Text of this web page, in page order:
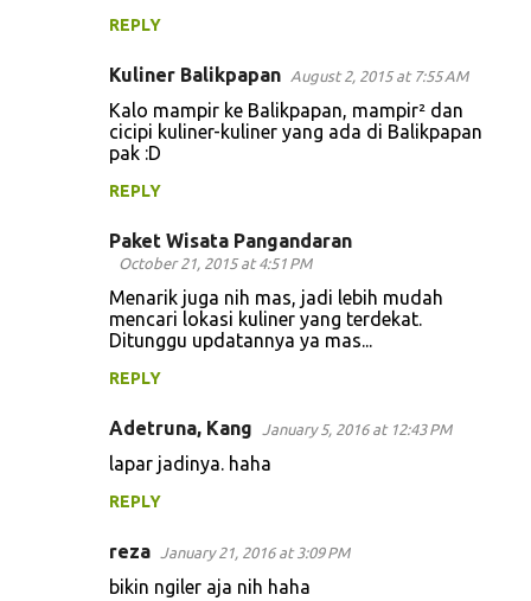
REPLY
Kuliner Balikpapan August 2, 2015 at 7:55 AM
Kalo mampir ke Balikpapan, mampir² dan
cicipi kuliner-kuliner yang ada di Balikpapan
pak :D
REPLY
Paket Wisata Pangandaran
October 21, 2015 at 4:51 PM
Menarik juga nih mas, jadi lebih mudah
mencari lokasi kuliner yang terdekat.
Ditunggu updatannya ya mas...
REPLY
Adetruna, Kang January 5, 2016 at 12:43 PM
lapar jadinya. haha
REPLY
reza January 21, 2016 at 3:09 PM
bikin ngiler aja nih haha